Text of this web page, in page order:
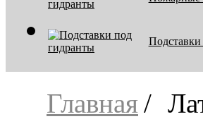
Главная